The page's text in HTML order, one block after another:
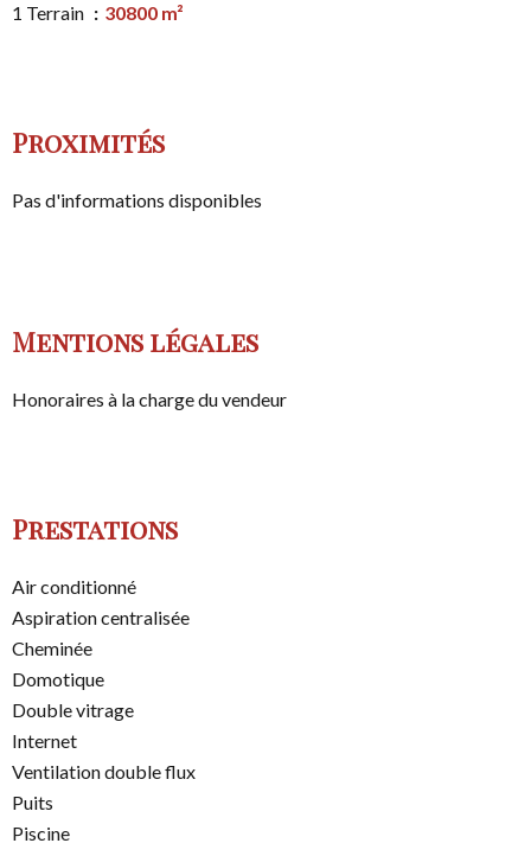
1 Terrain 30800 m²
Proximités
Pas d'informations disponibles
Mentions légales
Honoraires à la charge du vendeur
Prestations
Air conditionné
Aspiration centralisée
Cheminée
Domotique
Double vitrage
Internet
Ventilation double flux
Puits
Piscine